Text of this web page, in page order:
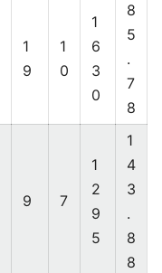
1
9
1
0
1
6
3
0
8
5
.
7
8
9 7
1
2
9
5
1
4
3
.
8
8